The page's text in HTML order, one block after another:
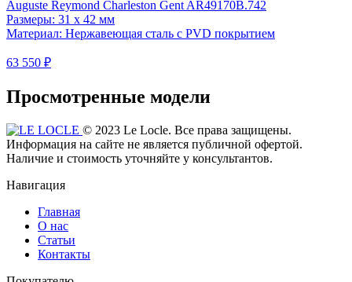
Auguste Reymond Charleston Gent AR49170B.742
Размеры: 31 x 42 мм
Материал: Нержавеющая сталь с PVD покрытием
63 550 ₽
Просмотренные модели
© 2023 Le Locle. Все права защищены.
Информация на сайте не является публичной офертой.
Наличие и стоимость уточняйте у консультантов.
Навигация
Главная
О нас
Статьи
Контакты